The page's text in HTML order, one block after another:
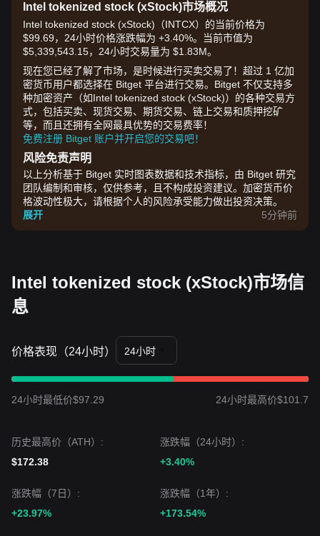
Intel tokenized stock (xStock)市场概况
Intel tokenized stock (xStock)（INTCX）的当前价格为
$99.69，24小时价格涨跌幅为 +3.40%。当前市值为
$5,339,543.15，24小时交易量为 $1.83M。
现在您已经了解了市场，是时候进行买卖交易了！超过 1 亿加
密货币用户都选择在 Bitget 平台进行交易。Bitget 不仅支持多
种加密资产（如Intel tokenized stock (xStock)）的各种交易方
式，包括买卖、现货交易、期货交易、链上交易和质押挖矿
等，而且还拥有全网最具优势的交易费率！
免费注册 Bitget 账户并开启您的交易吧！
风险免责声明
以上分析基于 Bitget 实时图表数据和技术指标，由 Bitget 研究
团队编制和审核，仅供参考，且不构成投资建议。加密货币价
格波动性极大，请根据个人的风险承受能力做出投资决策。
展开
5分钟前
Intel tokenized stock (xStock)市场信
息
价格表现（24小时） 24小时
24小时最低价$97.29 24小时最高价$101.7
历史最高价（ATH）:
$172.38
涨跌幅（24小时）:
+3.40%
涨跌幅（7日）:
+23.97%
涨跌幅（1年）:
+173.54%